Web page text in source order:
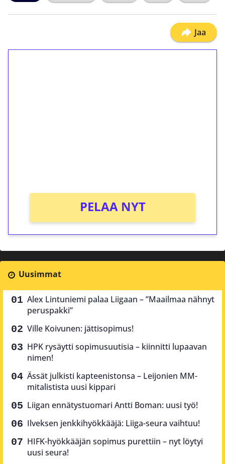
Jaa
PELAA NYT
Uusimmat
Alex Lintuniemi palaa Liigaan – ”Maailmaa nähnyt
peruspakki”
Ville Koivunen: jättisopimus!
HPK rysäytti sopimusuutisia – kiinnitti lupaavan
nimen!
Ässät julkisti kapteenistonsa – Leijonien MM-
mitalistista uusi kippari
Liigan ennätystuomari Antti Boman: uusi työ!
Ilveksen jenkkihyökkääjä: Liiga-seura vaihtuu!
HIFK-hyökkääjän sopimus purettiin – nyt löytyi
uusi seura!